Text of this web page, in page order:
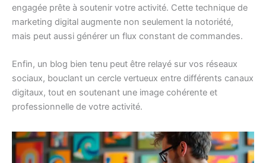
engagée prête à soutenir votre activité. Cette technique de
marketing digital augmente non seulement la notoriété,
mais peut aussi générer un flux constant de commandes.
Enfin, un blog bien tenu peut être relayé sur vos réseaux
sociaux, bouclant un cercle vertueux entre différents canaux
digitaux, tout en soutenant une image cohérente et
professionnelle de votre activité.